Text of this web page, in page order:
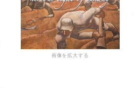
画像を拡大する